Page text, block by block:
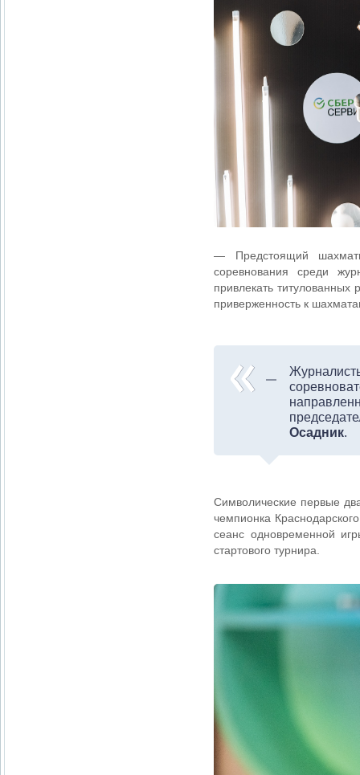
— Предстоящий
соревнования среди
привлекать
приверженность к
Осадник.
Символические первые
чемпионка
сеанс одновременной
стартового турнира.